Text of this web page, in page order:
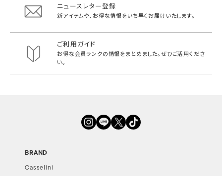
ニュースレター登録
新アイテムや、お得な情報をいち早く お届けいたします。
ご利用ガイド
お得な会員ランクの情報をまとめました。ぜひご活用くださ
い。
BRAND
Casselini